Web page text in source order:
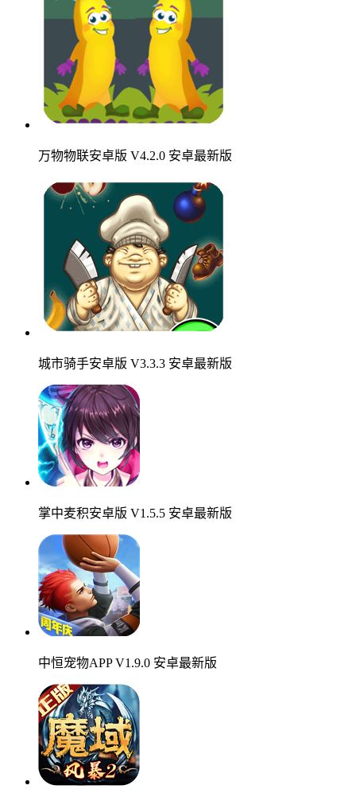
万物物联安卓版 V4.2.0 安卓最新版
城市骑手安卓版 V3.3.3 安卓最新版
掌中麦积安卓版 V1.5.5 安卓最新版
中恒宠物APP V1.9.0 安卓最新版